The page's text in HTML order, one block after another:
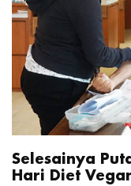
Selesainya
Hari Diet